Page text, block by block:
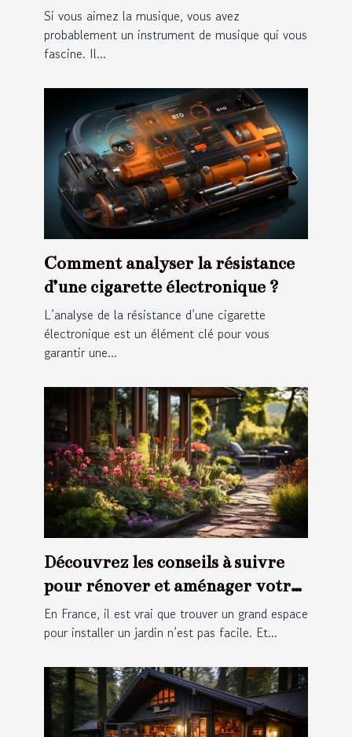
Si vous aimez la musique, vous avez
probablement un instrument de musique qui vous
fascine. Il...
Comment analyser la résistance
d’une cigarette électronique ?
L’analyse de la résistance d’une cigarette
électronique est un élément clé pour vous
garantir une...
Découvrez les conseils à suivre
pour rénover et aménager votre
jardin
En France, il est vrai que trouver un grand espace
pour installer un jardin n’est pas facile. Et...